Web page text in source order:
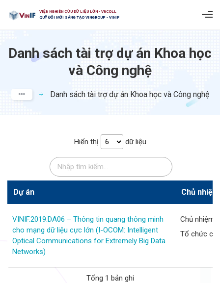
VIỆN NGHIÊN CỨU DỮ LIỆU LỚN - VNCDLL
QUỸ ĐỔI MỚI SÁNG TẠO VINGROUP - VINIF
Danh sách tài trợ dự án Khoa học
và Công nghệ
Danh sách tài trợ dự án Khoa học và Công nghệ​
Hiển thị dữ liệu
Dự án Chủ
VINIF.2019.DA06 – Thông tin quang thông minh
cho mạng dữ liệu cực lớn (I-OCOM: Intelligent
Optical Communications for Extremely Big Data
Networks)
Chủ nhiệm
Tổ chức
Tổng 1 bản ghi